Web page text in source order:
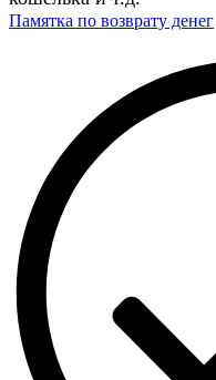
Памятка по возврату денег